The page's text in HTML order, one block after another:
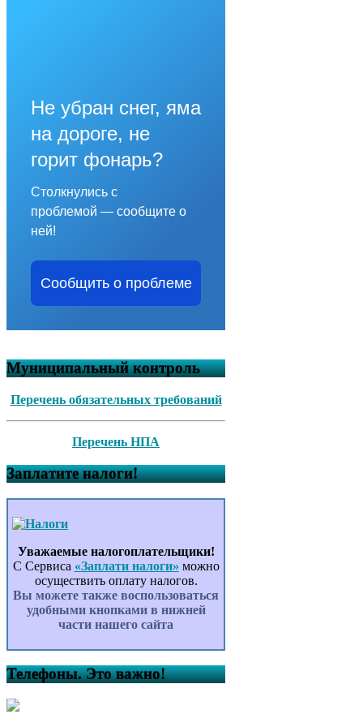
Не убран снег, яма
на дороге, не
горит фонарь?
Столкнулись с
проблемой — сообщите о
ней!
Сообщить о проблеме
Муниципальный контроль
Перечень обязательных требований
Перечень НПА
Заплатите налоги!
Уважаемые налогоплательщики!
С Сервиса «Заплати налоги» можно
осуществить оплату налогов.
Вы можете также воспользоваться
удобными кнопками в нижней
части нашего сайта
Телефоны. Это важно!